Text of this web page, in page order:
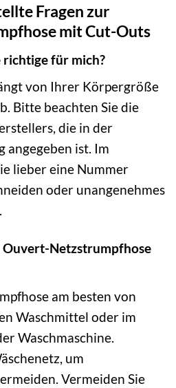
Fragen zur
mit Cut-Outs
für mich?
von Ihrer Körpergröße
Bitte beachten Sie die
die in der
angegeben ist. Im
lieber eine Nummer
oder unangenehmes
Ouvert-Netzstrumpfhose
am besten von
Waschmittel oder im
Waschmaschine.
um
Vermeiden Sie